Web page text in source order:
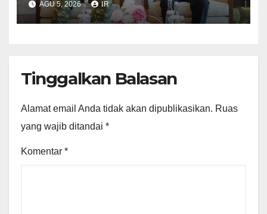
AGU 5, 2026 IR
Tinggalkan Balasan
Alamat email Anda tidak akan dipublikasikan. Ruas
yang wajib ditandai *
Komentar *